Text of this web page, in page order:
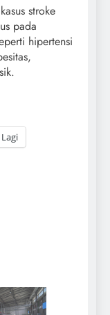
stroke
pada
hipertensi
Lagi